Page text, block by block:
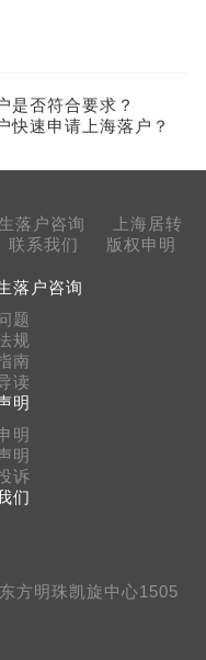
是否符合要求？
快速申请上海落户？
落户咨询
上海居转
联系我们 版权申明
落户咨询
题
规
南
读
明
明
明
诉
们
方明珠凯旋中心1505